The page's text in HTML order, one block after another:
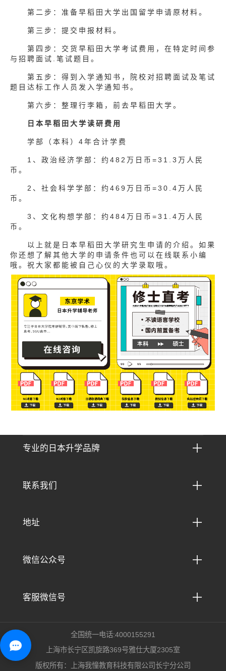
第二步：准备早稻田大学出国留学申请原材料。
第三步：提交申报材料。
第四步：交货早稻田大学考试费用，在特定时间参
与招聘面试.笔试题目。
第五步：得到入学通知书，院校对招聘面试及笔试
题目达标工作人员发入学通知书。
第六步：整理行李箱，前去早稻田大学。
日本早稻田大学读研费用
学部（本科）4年合计学费
1、政治经济学部：约482万日币=31.3万人民
币。
2、社会科学学部：约469万日币=30.4万人民
币。
3、文化构想学部：约484万日币=31.4万人民
币。
以上就是日本早稻田大学研究生申请的介绍。如果
你还想了解其他大学的申请条件也可以在线联系小编
哦。祝大家都能被自己心仪的大学录取哦。
专业的日本升学品牌 
联系我们 
地址 
微信公众号 
客服微信号 
全国统一电话:4000155291
上海市长宁区凯旋路369号雅仕大厦2305室
版权所有：上海我憧教育科技有限公司长宁分公司